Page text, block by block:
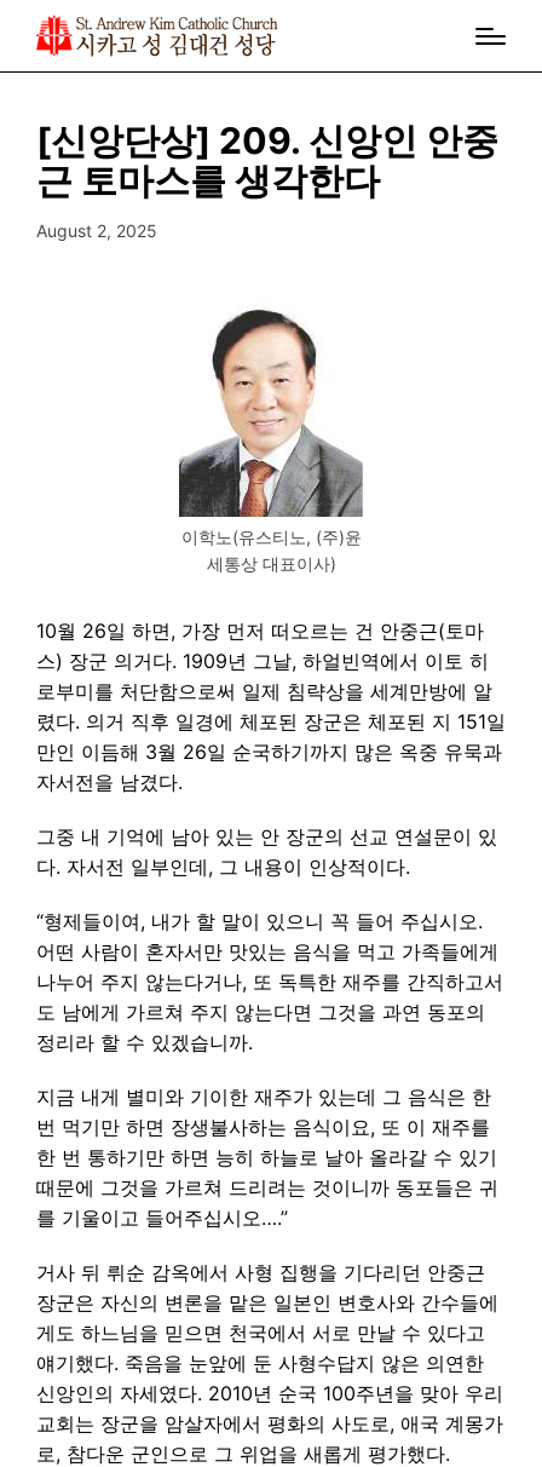
[신앙단상] 209. 신앙인 안중
근 토마스를 생각한다
August 2, 2025
이학노(유스티노, (주)윤
세통상 대표이사)
10월 26일 하면, 가장 먼저 떠오르는 건 안중근(토마
스) 장군 의거다. 1909년 그날, 하얼빈역에서 이토 히
로부미를 처단함으로써 일제 침략상을 세계만방에 알
렸다. 의거 직후 일경에 체포된 장군은 체포된 지 151일
만인 이듬해 3월 26일 순국하기까지 많은 옥중 유묵과
자서전을 남겼다.
그중 내 기억에 남아 있는 안 장군의 선교 연설문이 있
다. 자서전 일부인데, 그 내용이 인상적이다.
“형제들이여, 내가 할 말이 있으니 꼭 들어 주십시오.
어떤 사람이 혼자서만 맛있는 음식을 먹고 가족들에게
나누어 주지 않는다거나, 또 독특한 재주를 간직하고서
도 남에게 가르쳐 주지 않는다면 그것을 과연 동포의
정리라 할 수 있겠습니까.
지금 내게 별미와 기이한 재주가 있는데 그 음식은 한
번 먹기만 하면 장생불사하는 음식이요, 또 이 재주를
한 번 통하기만 하면 능히 하늘로 날아 올라갈 수 있기
때문에 그것을 가르쳐 드리려는 것이니까 동포들은 귀
를 기울이고 들어주십시오….”
거사 뒤 뤼순 감옥에서 사형 집행을 기다리던 안중근
장군은 자신의 변론을 맡은 일본인 변호사와 간수들에
게도 하느님을 믿으면 천국에서 서로 만날 수 있다고
얘기했다. 죽음을 눈앞에 둔 사형수답지 않은 의연한
신앙인의 자세였다. 2010년 순국 100주년을 맞아 우리
교회는 장군을 암살자에서 평화의 사도로, 애국 계몽가
로, 참다운 군인으로 그 위업을 새롭게 평가했다.